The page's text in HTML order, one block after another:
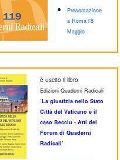
Presentazione
a Roma l'8
Maggio
è uscito il libro
Edizioni Quaderni Radicali
‘La giustizia nello Stato
Città del Vaticano e il
caso Becciu - Atti del
Forum di Quaderni
Radicali’